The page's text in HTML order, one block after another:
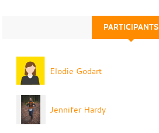
PARTICIPANTS
Elodie Godart
Jennifer Hardy